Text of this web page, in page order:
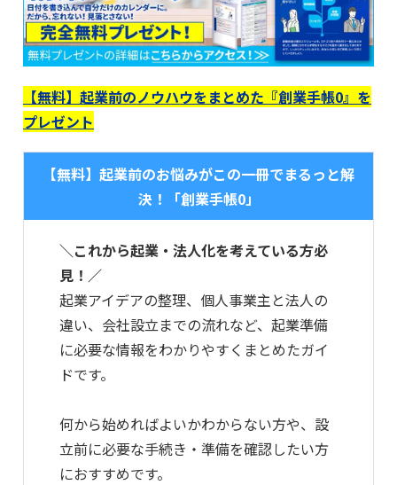
【無料】起業前のノウハウをまとめた『創業手帳0』を
プレゼント
【無料】起業前のお悩みがこの一冊でまるっと解
決！「創業手帳0」
＼これから起業・法人化を考えている方必
見！／
起業アイデアの整理、個人事業主と法人の
違い、会社設立までの流れなど、起業準備
に必要な情報をわかりやすくまとめたガイ
ドです。
何から始めればよいかわからない方や、設
立前に必要な手続き・準備を確認したい方
におすすめです。